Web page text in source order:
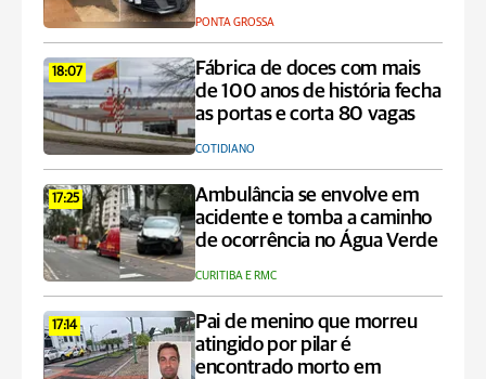
PONTA GROSSA
18:07
Fábrica de doces com mais
de 100 anos de história fecha
as portas e corta 80 vagas
COTIDIANO
17:25
Ambulância se envolve em
acidente e tomba a caminho
de ocorrência no Água Verde
CURITIBA E RMC
17:14
Pai de menino que morreu
atingido por pilar é
encontrado morto em